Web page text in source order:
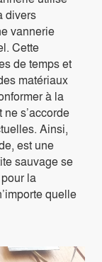
divers
vannerie
Cette
de temps et
matériaux
à la
s’accorde
Ainsi,
est une
sauvage se
la
quelle